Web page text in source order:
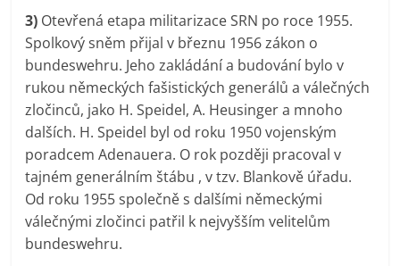
3) Otevřená etapa militarizace SRN po roce 1955.
Spolkový sněm přijal v březnu 1956 zákon o
bundeswehru. Jeho zakládání a budování bylo v
rukou německých fašistických generálů a válečných
zločinců, jako H. Speidel, A. Heusinger a mnoho
dalších. H. Speidel byl od roku 1950 vojenským
poradcem Adenauera. O rok později pracoval v
tajném generálním štábu , v tzv. Blankově úřadu.
Od roku 1955 společně s dalšími německými
válečnými zločinci patřil k nejvyšším velitelům
bundeswehru.